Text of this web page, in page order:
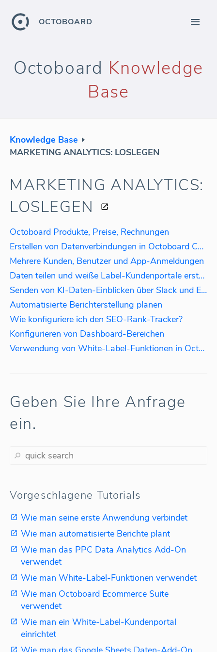
OCTOBOARD
Octoboard Knowledge
Base
Knowledge Base
MARKETING ANALYTICS: LOSLEGEN
MARKETING ANALYTICS:
LOSLEGEN
Octoboard Produkte, Preise, Rechnungen
Erstellen von Datenverbindungen in Octoboard Core-Produkten
Mehrere Kunden, Benutzer und App-Anmeldungen
Daten teilen und weiße Label-Kundenportale erstellen
Senden von KI-Daten-Einblicken über Slack und E-Mail
Automatisierte Berichterstellung planen
Wie konfiguriere ich den SEO-Rank-Tracker?
Konfigurieren von Dashboard-Bereichen
Verwendung von White-Label-Funktionen in Octoboard
Geben Sie Ihre Anfrage
ein.
Vorgeschlagene Tutorials
Wie man seine erste Anwendung verbindet
Wie man automatisierte Berichte plant
Wie man das PPC Data Analytics Add-On
verwendet
Wie man White-Label-Funktionen verwendet
Wie man Octoboard Ecommerce Suite
verwendet
Wie man ein White-Label-Kundenportal
einrichtet